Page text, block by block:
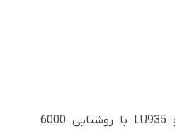
ویدئو پروژکتور بنکیو LU935 با روشنایی 6000